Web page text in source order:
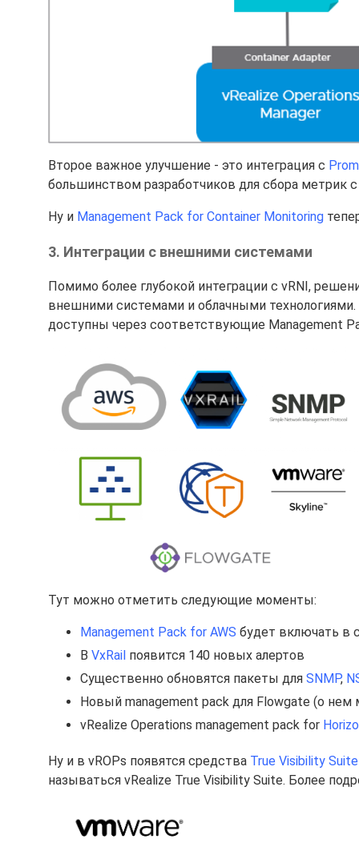
Второе важное улучшение - это интеграция с
большинством разработчиков для сбора метрик
Ну и Management Pack for Container Monitoring
3. Интеграции с внешними системами
Помимо более глубокой интеграции с vRNI,
внешними системами и облачными
доступны через соответствующие Management
Тут можно отметить следующие моменты:
Management Pack for AWS будет включать в
В VxRail появится 140 новых алертов
Существенно обновятся пакеты для SNMP,
Новый management pack для Flowgate (о
vRealize Operations management pack for
Ну и в vROPs появятся средства True Visibility
называться vRealize True Visibility Suite. Более